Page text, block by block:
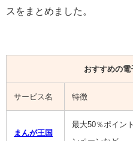
スをまとめました。
おすすめの電
サービス名 特徴
まんが王国
最大50％ポイン